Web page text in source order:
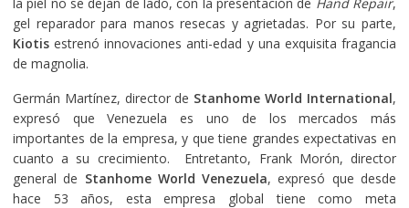
gel reparador para manos resecas y agrietadas. Por su parte,
Kiotisestrenó innovaciones anti-edad y una exquisita fragancia
de magnolia.
Germán Martínez, director de Stanhome World International,
expresó que Venezuela es uno de los mercados más
importantes de la empresa, y que tiene grandes expectativas en
cuanto a su crecimiento. Entretanto, Frank Morón, director
general de Stanhome World Venezuela, expresó que desde
hace 53 años, esta empresa global tiene como meta